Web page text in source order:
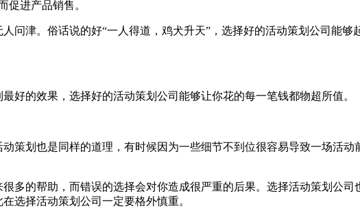
促进产品销售。
问津。俗话说的好“一人得道，鸡犬升天”，选择好的活动策划公司能
好的效果，选择好的活动策划公司能够让你花的每一笔钱都物超所值。
策划也是同样的道理，有时候因为一些细节不到位很容易导致一场活
多的帮助，而错误的选择会对你造成很严重的后果。选择活动策划公
选择活动策划公司一定要格外慎重。